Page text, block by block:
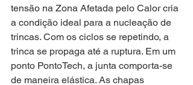
tensão na Zona Afetada pelo Calor cria
a condição ideal para a nucleação de
trincas. Com os ciclos se repetindo, a
trinca se propaga até a ruptura. Em um
ponto PontoTech, a junta comporta-se
de maneira elástica. As chapas